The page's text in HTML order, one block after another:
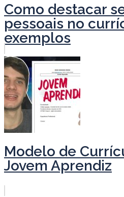
Como destacar
pessoais no
exemplos
Modelo de
Jovem Aprendiz